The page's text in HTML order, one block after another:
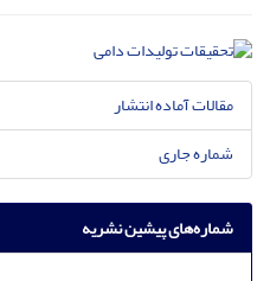
مقالات آماده انتشار
شماره جاری
شماره‌های پیشین نشریه